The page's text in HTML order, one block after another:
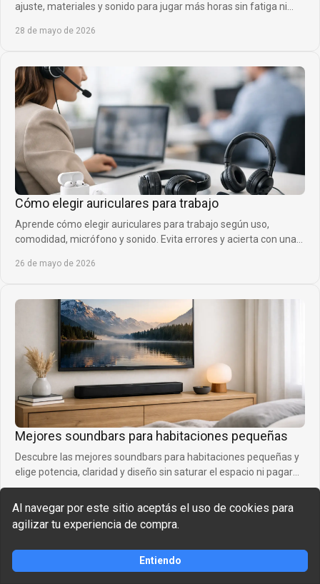
Al navegar por este sitio aceptás el uso de cookies para
agilizar tu experiencia de compra.
Entiendo
ajuste, materiales y sonido para jugar más horas sin fatiga ni
28 de mayo de 2026
Cómo elegir auriculares para trabajo
Aprende cómo elegir auriculares para trabajo según uso,
comodidad, micrófono y sonido. Evita errores y acierta con una
26 de mayo de 2026
Mejores soundbars para habitaciones pequeñas
Descubre las mejores soundbars para habitaciones pequeñas y
elige potencia, claridad y diseño sin saturar el espacio ni pagar
de más.